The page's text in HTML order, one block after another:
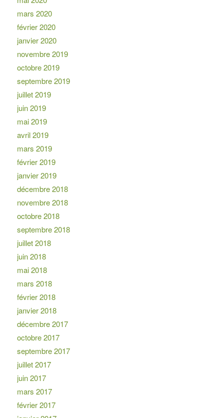
mars 2020
février 2020
janvier 2020
novembre 2019
octobre 2019
septembre 2019
juillet 2019
juin 2019
mai 2019
avril 2019
mars 2019
février 2019
janvier 2019
décembre 2018
novembre 2018
octobre 2018
septembre 2018
juillet 2018
juin 2018
mai 2018
mars 2018
février 2018
janvier 2018
décembre 2017
octobre 2017
septembre 2017
juillet 2017
juin 2017
mars 2017
février 2017